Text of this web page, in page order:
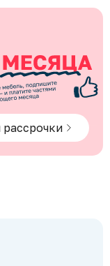
рассрочки